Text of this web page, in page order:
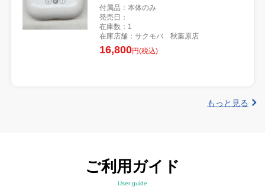
付属品：本体のみ
発売日：
在庫数：1
在庫店舗：サクモバ 秋葉原店
16,800円(税込)
もっと見る
ご利用ガイド
User guide